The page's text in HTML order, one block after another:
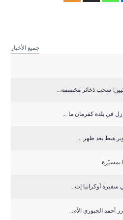
جميع الأخبار
سحب ذخائر مخصصة...
في بلدة كفرمان ما ...
هبط بعد ظهر ...
بمسيّرة
سفيرة أوكرانيا إث...
أحمد الجبوري الأم...